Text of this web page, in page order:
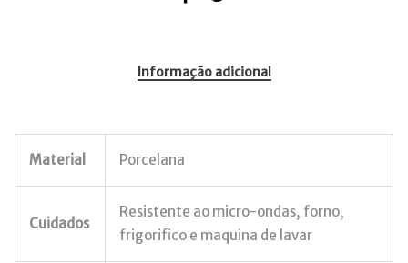
Informação adicional
Material Porcelana
Cuidados
Resistente ao micro-ondas, forno,
frigorifico e maquina de lavar